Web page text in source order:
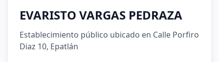
EVARISTO VARGAS PEDRAZA
Establecimiento público ubicado en Calle Porfiro
Diaz 10, Epatlán